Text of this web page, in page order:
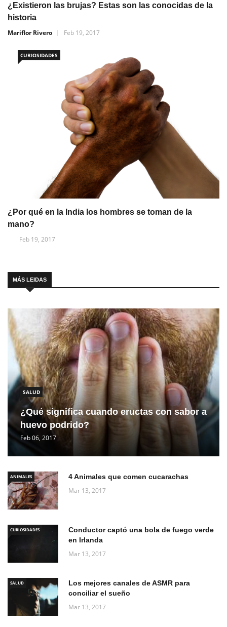
¿Existieron las brujas? Estas son las conocidas de la
historia
Mariflor Rivero
Feb 19, 2017
CURIOSIDADES
¿Por qué en la India los hombres se toman de la
mano?
Feb 19, 2017
MÁS LEIDAS
SALUD
¿Qué significa cuando eructas con sabor a
huevo podrido?
Feb 06, 2017
ANIMALES 4 Animales que comen cucarachas
Mar 13, 2017
CURIOSIDADES
Conductor captó una bola de fuego verde
en Irlanda
Mar 13, 2017
SALUD
Los mejores canales de ASMR para
conciliar el sueño
Mar 13, 2017